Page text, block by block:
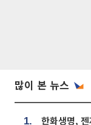
많이 본 뉴스
1.